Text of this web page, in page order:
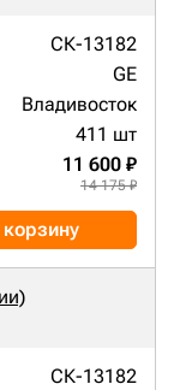
СК-13182
GE
Владивосток
411 шт
11 600 ₽
14 175 ₽
корзину
СК-13182